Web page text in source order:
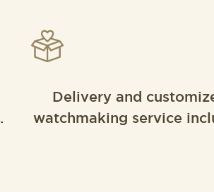
Delivery and
watchmaking service